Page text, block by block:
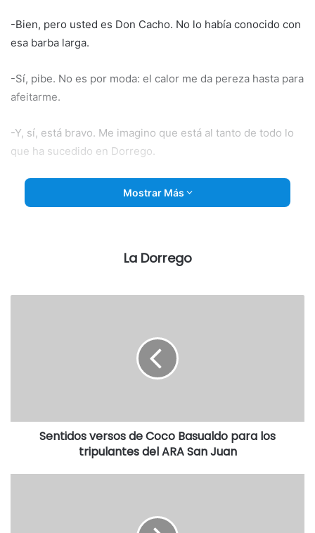
-Bien, pero usted es Don Cacho. No lo había conocido con
esa barba larga.
-Sí, pibe. No es por moda: el calor me da pereza hasta para
afeitarme.
-Y, sí, está bravo. Me imagino que está al tanto de todo lo
que ha sucedido en Dorrego.
-Por supuesto. Se ha roto con esa especie de mito que en
verano nunca pasa nada en la ciudad. He seguido todos los
gobierno de Raúl Reyes.
-¿Y qué opina?
-Empiece por lo de Ullmann.
se expida para saber si lo ocurrido es un delito…
-Pero eso que dice es una perogrullada, Don Cacho.
Arriesgue, diga algo más contundente, no me arrugue. No
Mostrar Más
La Dorrego
Sentidos versos de Coco Basualdo para los
tripulantes del ARA San Juan